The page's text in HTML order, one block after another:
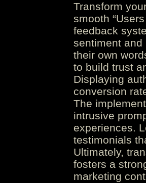
Transform
smooth
feedback
sentiment and
their own
to build trust
Displaying
conversion
The
intrusive
experiences.
testimonials
Ultimately,
fosters a
marketing